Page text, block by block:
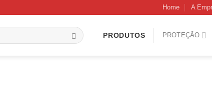
Home A
PRODUTOS PROTEÇÃO